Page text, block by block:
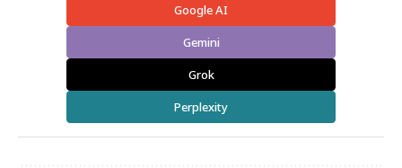
Google AI
Gemini
Grok
Perplexity